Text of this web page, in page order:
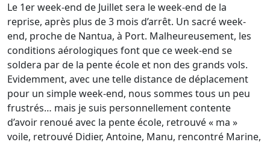
Le 1er week-end de Juillet sera le week-end de la
reprise, après plus de 3 mois d’arrêt. Un sacré week-
end, proche de Nantua, à Port. Malheureusement, les
conditions aérologiques font que ce week-end se
soldera par de la pente école et non des grands vols.
Evidemment, avec une telle distance de déplacement
pour un simple week-end, nous sommes tous un peu
frustrés… mais je suis personnellement contente
d’avoir renoué avec la pente école, retrouvé « ma »
voile, retrouvé Didier, Antoine, Manu, rencontré Marine,